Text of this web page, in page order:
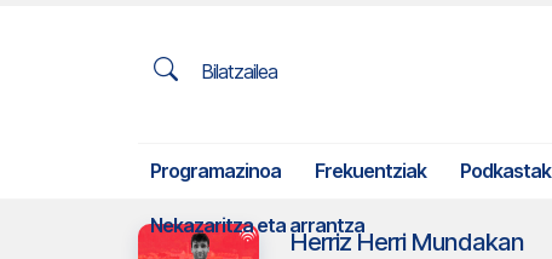
Bilatzailea
Programazinoa Frekuentziak Podkastak
Nekazaritza eta arrantza
Herriz Herri Mundakan